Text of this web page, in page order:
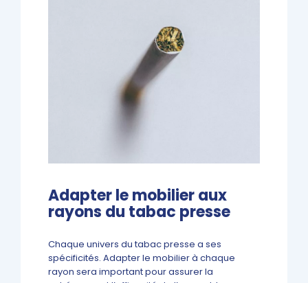
Adapter le mobilier aux
rayons du tabac presse
Chaque univers du tabac presse a ses
spécificités. Adapter le mobilier à chaque
rayon sera important pour assurer la